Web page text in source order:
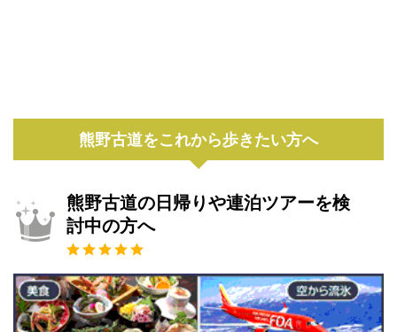
熊野古道をこれから歩きたい方へ
熊野古道の日帰りや連泊ツアーを検
討中の方へ